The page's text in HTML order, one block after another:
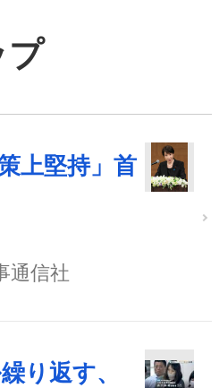
プ
上堅持」首
通信社
り返す、